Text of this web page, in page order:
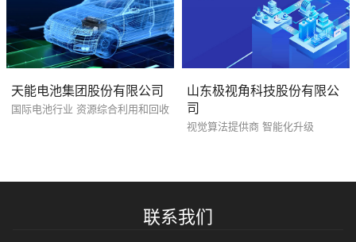
天能电池集团股份有限公司
国际电池行业 资源综合利用和回收
山东极视角科技股份有限公
司
视觉算法提供商 智能化升级
联系我们